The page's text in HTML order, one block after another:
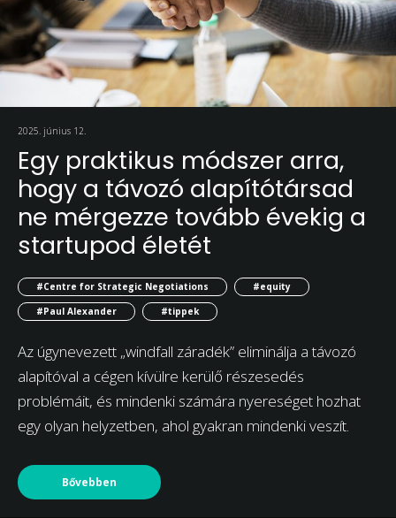
2025. június 12.
Egy praktikus módszer arra,
hogy a távozó alapítótársad
ne mérgezze tovább évekig a
startupod életét
#Centre for Strategic Negotiations
#equity
#Paul Alexander
#tippek
Az úgynevezett „windfall záradék” eliminálja a távozó
alapítóval a cégen kívülre kerülő részesedés
problémáit, és mindenki számára nyereséget hozhat
egy olyan helyzetben, ahol gyakran mindenki veszít.
Bővebben